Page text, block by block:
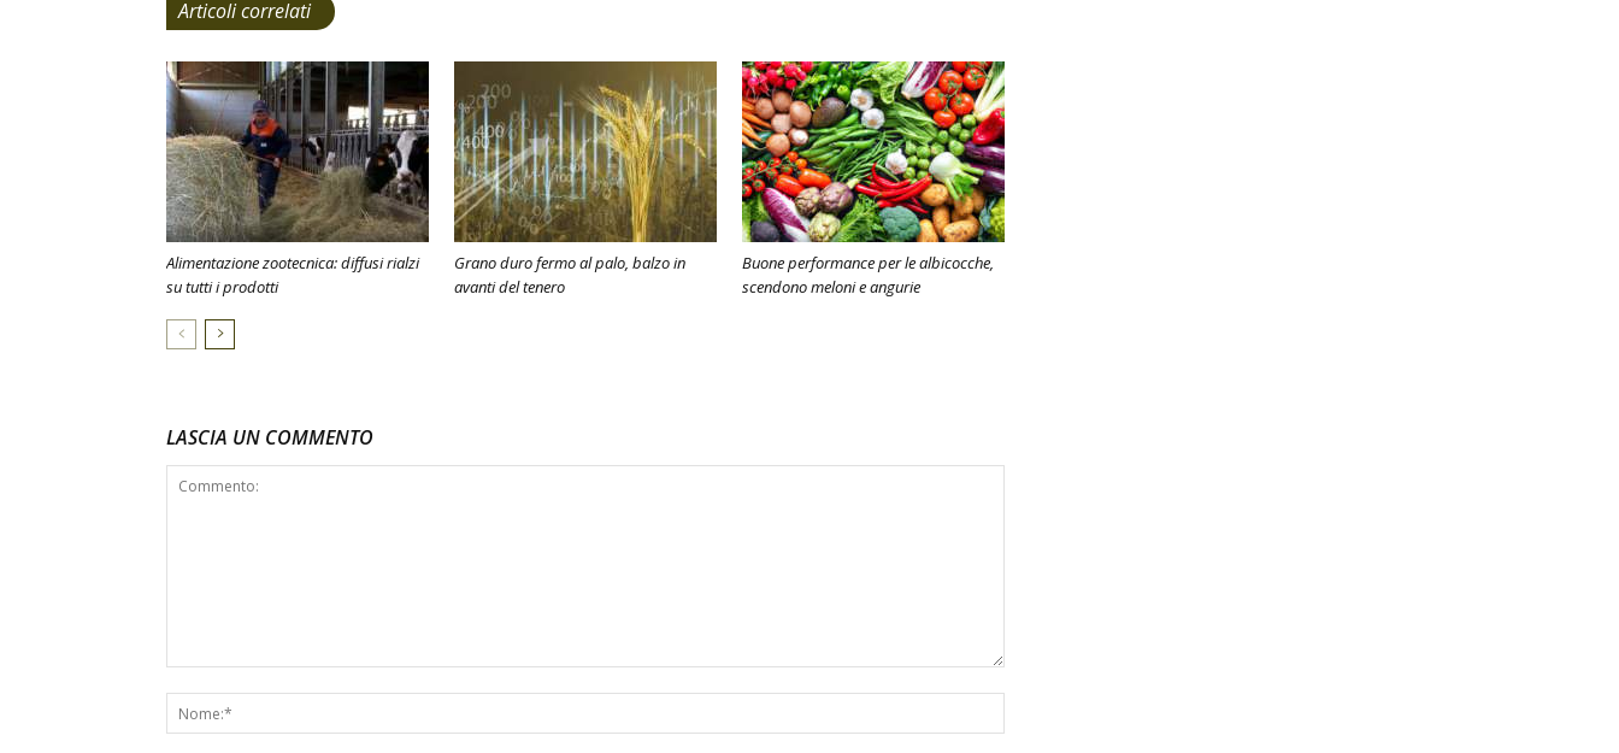
Articoli correlati
Alimentazione zootecnica: diffusi rialzi
su tutti i prodotti
Grano duro fermo al palo, balzo in
avanti del tenero
Buone performance per le albicocche,
scendono meloni e angurie
LASCIA UN COMMENTO